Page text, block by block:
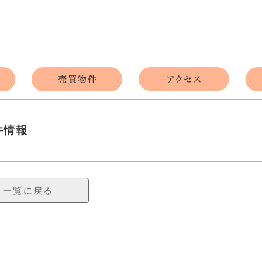
情報
一覧に戻る